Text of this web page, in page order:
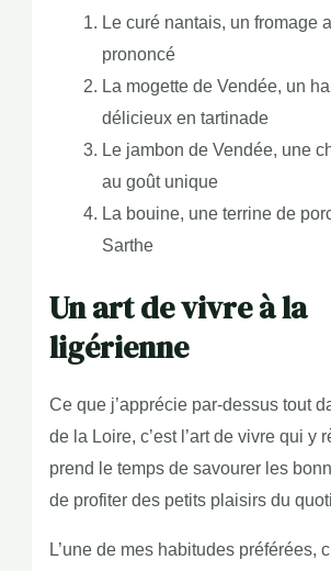
Le curé nantais, un fromage
prononcé
La mogette de Vendée, un
délicieux en tartinade
Le jambon de Vendée, une
au goût unique
La bouine, une terrine de
Sarthe
Un art de vivre à la
ligérienne
Ce que j’apprécie par-dessus tout
de la Loire, c’est l’art de vivre qui y
prend le temps de savourer les
de profiter des petits plaisirs du
L’une de mes habitudes préférées,